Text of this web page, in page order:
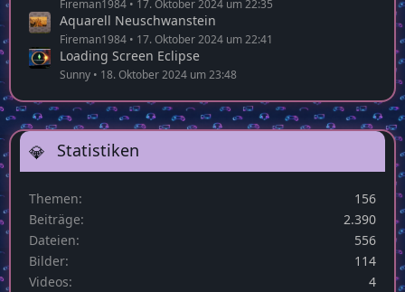
Fireman1984 17. Oktober 2024 um 22:35
Aquarell Neuschwanstein
Fireman1984 17. Oktober 2024 um 22:41
Loading Screen Eclipse
Sunny 18. Oktober 2024 um 23:48
Statistiken
Themen
156
Beiträge
2.390
Dateien
556
Bilder
114
Videos
4